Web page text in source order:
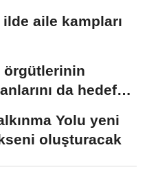
ilde aile kampları
örgütlerinin
da hedef
Yolu yeni
oluşturacak